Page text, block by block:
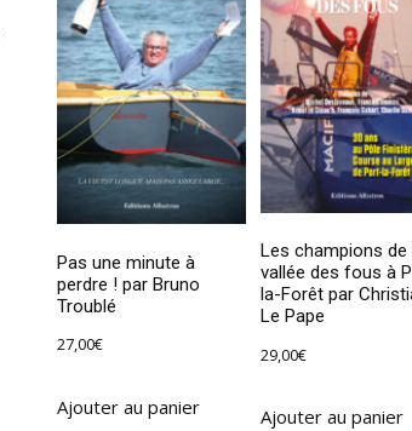
Pas une minute à
perdre ! par Bruno
Troublé
27,00€
Ajouter au panier
Les champions de
vallée des fous à
la-Forêt par
Le Pape
29,00€
Ajouter au panier